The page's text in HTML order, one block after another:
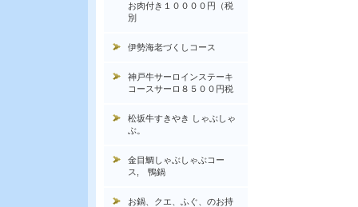
お肉付き１００００円（税
別
伊勢海老づくしコース
神戸牛サーロインステーキ
コースサーロ８５００円税
松坂牛すきやき しゃぶしゃ
ぶ。
金目鯛しゃぶしゃぶコー
ス, 鴨鍋
お鍋、クエ、ふぐ、のお持